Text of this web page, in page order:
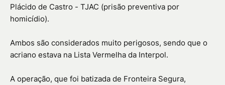
Plácido de Castro - TJAC (prisão preventiva por
homicídio).
Ambos são considerados muito perigosos, sendo que o
acriano estava na Lista Vermelha da Interpol.
A operação, que foi batizada de Fronteira Segura,